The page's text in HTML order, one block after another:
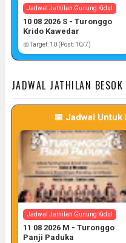
Jadwal Jathilan Gunung Kidul
10 08 2026 S - Turonggo
Krido Kawedar
📅 Target: 10 (Post: 10/7)
JADWAL JATHILAN BESOK
📅 Jadwal
Jadwal Jathilan Gunung Kidul
11 08 2026 M - Turonggo
Panji Paduka